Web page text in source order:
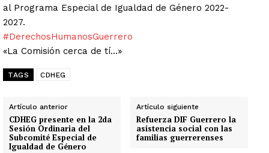
al Programa Especial de Igualdad de Género 2022-
2027.
#DerechosHumanosGuerrero
«La Comisión cerca de tí…»
TAGS CDHEG
Artículo anterior
CDHEG presente en la 2da
Sesión Ordinaria del
Subcomité Especial de
Igualdad de Género
Artículo siguiente
Refuerza DIF Guerrero la
asistencia social con las
familias guerrerenses